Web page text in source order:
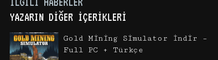
YAZARIN DIĞER İÇERIKLERI
Gold Mining Simulator İndir –
Full PC + Türkçe